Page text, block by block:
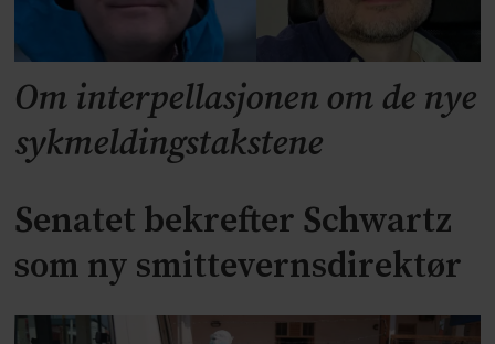
Om interpellasjonen om de nye
sykmeldingstakstene
Senatet bekrefter Schwartz
som ny smittevernsdirektør